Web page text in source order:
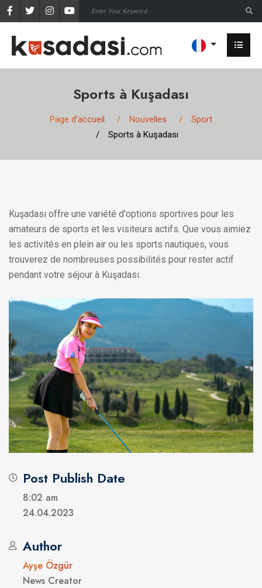
Sports à Kuşadası
Page d'accueil Nouvelles
Sport
Sports à Kuşadası
Kuşadası offre une variété d'options sportives pour les
amateurs de sports et les visiteurs actifs. Que vous aimiez
les activités en plein air ou les sports nautiques, vous
trouverez de nombreuses possibilités pour rester actif
pendant votre séjour à Kuşadası.
Post Publish Date
8:02 am
24.04.2023
Author
Ayşe Özgür
News Creator